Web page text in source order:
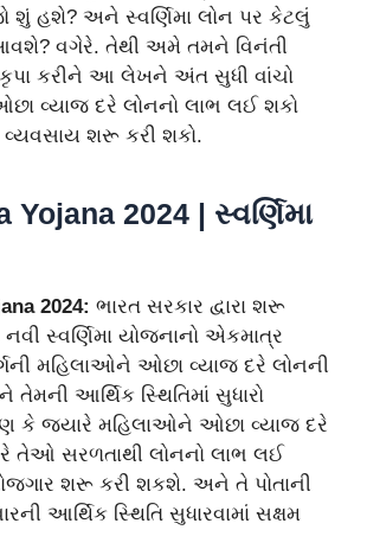
શું હશે? અને સ્વર્ણિમા લોન પર કેટલું
વગેરે. તેથી અમે તમને વિનંતી
કરીને આ લેખને અંત સુધી વાંચો
વ્યાજ દરે લોનનો લાભ લઈ શકો
વ્યવસાય શરૂ કરી શકો.
Yojana 2024 | સ્વર્ણિમા
2024: ભારત સરકાર દ્વારા શરૂ
સ્વર્ણિમા યોજનાનો એકમાત્ર
મહિલાઓને ઓછા વ્યાજ દરે લોનની
તેમની આર્થિક સ્થિતિમાં સુધારો
કે જ્યારે મહિલાઓને ઓછા વ્યાજ દરે
તેઓ સરળતાથી લોનનો લાભ લઈ
શરૂ કરી શકશે. અને તે પોતાની
આર્થિક સ્થિતિ સુધારવામાં સક્ષમ